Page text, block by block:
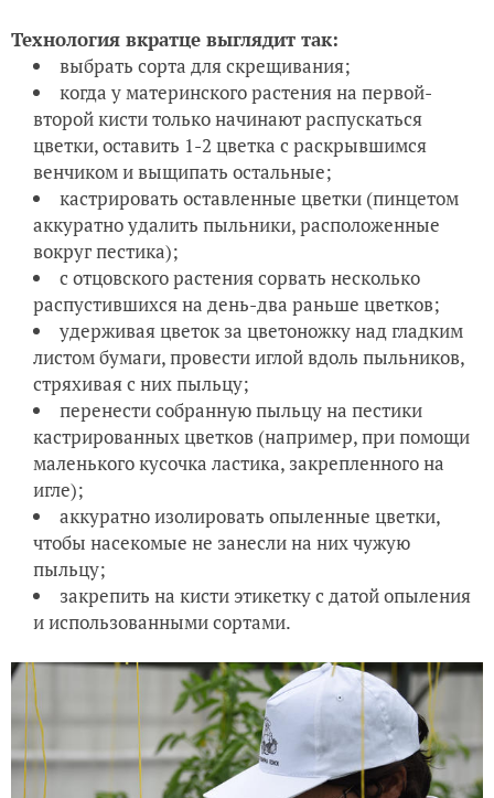
Технология вкратце выглядит так:
выбрать сорта для скрещивания;
когда у материнского растения на первой-
второй кисти только начинают распускаться
цветки, оставить 1-2 цветка с раскрывшимся
венчиком и выщипать остальные;
кастрировать оставленные цветки (пинцетом
аккуратно удалить пыльники, расположенные
вокруг пестика);
с отцовского растения сорвать несколько
распустившихся на день-два раньше цветков;
удерживая цветок за цветоножку над гладким
листом бумаги, провести иглой вдоль пыльников,
стряхивая с них пыльцу;
перенести собранную пыльцу на пестики
кастрированных цветков (например, при помощи
маленького кусочка ластика, закрепленного на
игле);
аккуратно изолировать опыленные цветки,
чтобы насекомые не занесли на них чужую
пыльцу;
закрепить на кисти этикетку с датой опыления
и использованными сортами.